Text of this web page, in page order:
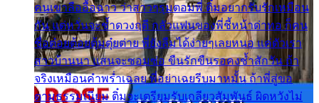
คนเขาลืออื้อฉาว ว่าสาวๆรุมตอมพี่ ติ๋มอยากรับรักเหมือน
กัน แต่หวั่นจะช้ำดวงฤดี กลัวแฟนของพี่ชี้หน้าด่าทอ ก็คน
ชื่อต๋อยต้อยตุ้มตุ๋ยต่าย พี่ยังลืมได้ง่ายๆเลยหนอ แค่ตัวเรา
สาวบ้านนา แสนจะซอมซ่อ ขืนรักขืนรอคงช้ำสักวัน ถ้า
จริงเหมือนคำพร่ำเฉลย พี่อย่าเฉยรีบมาหมั้น ถ้าพี่สู่ขอ
ตามธรรมเนียม ติ๋มจะเตรียมรับเกลียวสัมพันธ์ ผิดหวังไม่